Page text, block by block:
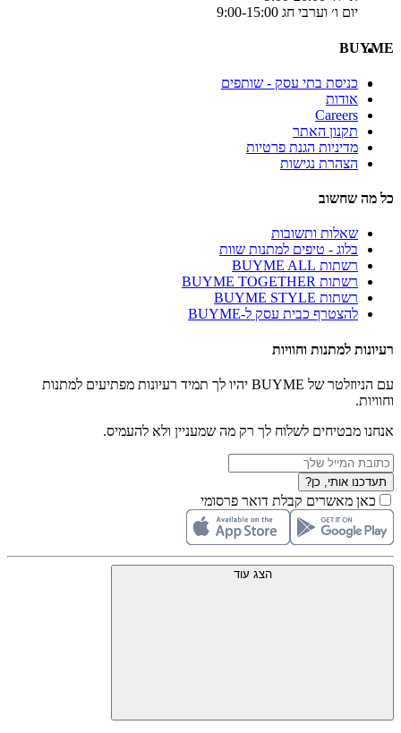
יום ו׳ וערבי חג 9:00-15:00
BUYME
כניסת בתי עסק - שותפים
אודות
Careers
תקנון האתר
מדיניות הגנת פרטיות
הצהרת נגישות
כל מה שחשוב
שאלות ותשובות
בלוג - טיפים למתנות שוות
רשתות BUYME ALL
רשתות BUYME TOGETHER
רשתות BUYME STYLE
להצטרף כבית עסק ל-BUYME
רעיונות למתנות וחוויות
עם הניוזלטר של BUYME יהיו לך תמיד רעיונות מפתיעים למתנות
וחוויות.
אנחנו מבטיחים לשלוח לך רק מה שמעניין ולא להעמיס.
תעדכנו אותי, כן?
כאן מאשרים קבלת דואר פרסומי
הצג עוד